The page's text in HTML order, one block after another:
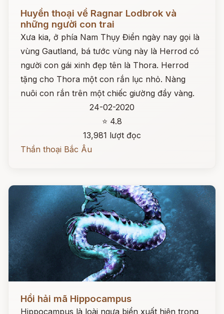
Đọc ngay
Huyền thoại về Ragnar Lodbrok và
những người con trai
Xưa kia, ở phía Nam Thụy Điển ngày nay gọi là
vùng Gautland, bá tước vùng này là Herrod có
người con gái xinh đẹp tên là Thora. Herrod
tặng cho Thora một con rắn lục nhỏ. Nàng
nuôi con rắn trên một chiếc giường đầy vàng.
24-02-2020
⭐ 4.8
13,981 lượt đọc
Thần thoại Bắc Âu
Đọc ngay
Hồi hải mã Hippocampus
Hippocampus là loài ngựa biển xuất hiện trong